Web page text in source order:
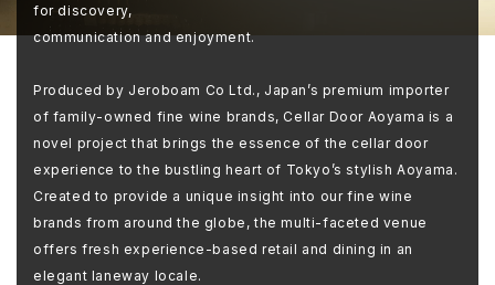
for discovery,
communication and enjoyment.
Produced by Jeroboam Co Ltd., Japan’s premium importer
of family-owned fine wine brands, Cellar Door Aoyama is a
novel project that brings the essence of the cellar door
experience to the bustling heart of Tokyo’s stylish Aoyama.
Created to provide a unique insight into our fine wine
brands from around the globe, the multi-faceted venue
offers fresh experience-based retail and dining in an
elegant laneway locale.